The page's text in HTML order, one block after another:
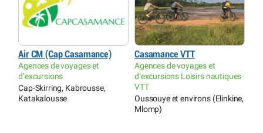
Air CM (Cap Casamance)
Agences de voyages et
d’excursions
Cap-Skirring, Kabrousse,
Katakalousse
Casamance VTT
Agences de voyages et
d’excursions Loisirs nautiques
VTT
Oussouye et environs (Elinkine,
Mlomp)